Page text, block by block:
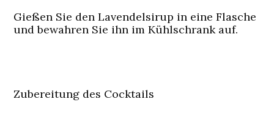
Gießen Sie den Lavendelsirup in eine Flasche
und bewahren Sie ihn im Kühlschrank auf.
Zubereitung des Cocktails